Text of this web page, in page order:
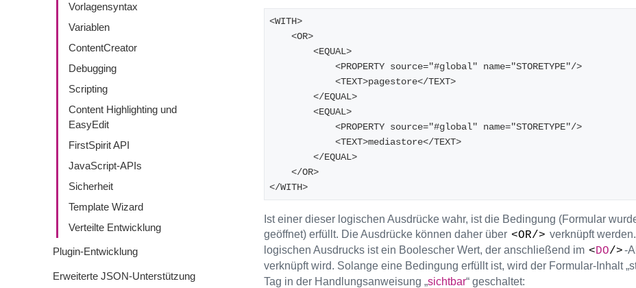
Vorlagensyntax
Variablen
ContentCreator
Debugging
Scripting
Content Highlighting und
EasyEdit
FirstSpirit API
JavaScript-APIs
Sicherheit
Template Wizard
Verteilte Entwicklung
Plugin-Entwicklung
Erweiterte JSON-Unterstützung
<WITH>
    <OR>
        <EQUAL>
            <PROPERTY source="#global" name="STORETYPE"/>
            <TEXT>pagestore</TEXT>
        </EQUAL>
        <EQUAL>
            <PROPERTY source="#global" name="STORETYPE"/>
            <TEXT>mediastore</TEXT>
        </EQUAL>
    </OR>
</WITH>
Ist einer dieser logischen Ausdrücke wahr, ist die Bedingung (Formular
geöffnet) erfüllt. Die Ausdrücke können daher über <OR/> verknüpft
logischen Ausdrucks ist ein Boolescher Wert, der anschließend im <DO/>-
verknüpft wird. Solange eine Bedingung erfüllt ist, wird der Formular-Inhalt
Tag in der Handlungsanweisung „sichtbar“ geschaltet: